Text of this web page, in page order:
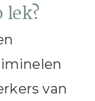
lek?
van